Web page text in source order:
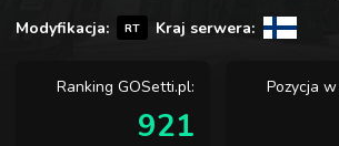
Modyfikacja: RT Kraj serwera:
Ranking GOSetti.pl:
921
Pozycja